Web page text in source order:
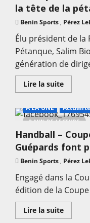
Face
à
les
U20
rêvent
grand
se
avec
la tête de la
Benin Sports , Pérez
Élu président de la
Pétanque, Salim
génération de
Lire la suiteEn
savoir
:
Bio
Nigan,
le
à
tête
de
la
2 MIN DE LECTURE
A LA UNE Actualité
Handball –
Guépards font
Benin Sports , Pérez
Engagé dans la
édition de la
Lire la suiteEn
savoir